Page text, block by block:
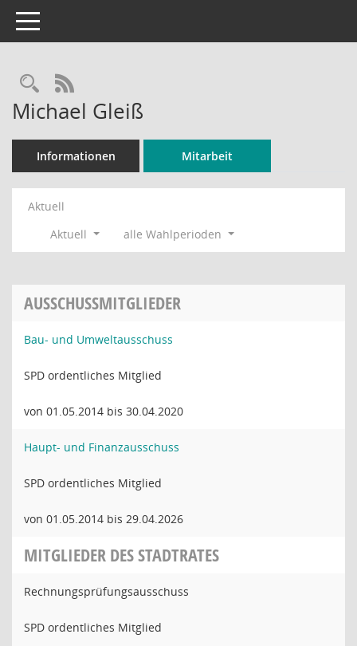
Toggle navigation
Rechercheauswahl
RSS-Feed
Michael Gleiß
Informationen Mitarbeit
Aktuell
Aktuell
alle Wahlperioden
AUSSCHUSSMITGLIEDER
Bau- und Umweltausschuss
SPD ordentliches Mitglied
von 01.05.2014 bis 30.04.2020
Haupt- und Finanzausschuss
SPD ordentliches Mitglied
von 01.05.2014 bis 29.04.2026
MITGLIEDER DES STADTRATES
Rechnungsprüfungsausschuss
SPD ordentliches Mitglied